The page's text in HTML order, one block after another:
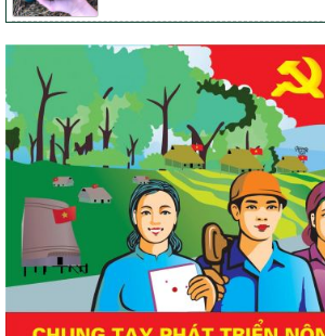
mới, giảm nghèo bền vững và phát triển
đoạn I: Từ năm 2026 đến năm 2030
Nghị quyết số 08/2026/NQ-HĐND
Quy định nguyên tắc, tiêu chí, định mức
ương thực hiện Chương trình mục tiêu
thôn mới, giảm nghèo bền vững và phát
vùng đồng bào dân tộc thiểu số và miền
2030 trên địa bàn tỉnh Nghệ An
Chỉ Thị số 22-CT/TU
về đẩy mạnh thực hiện Chương trình mục
nông thôn mới, giảm nghèo bền vững và
hội vùng đồng bào dân tộc thiểu số và
2030 trên địa bàn tỉnh Nghệ An